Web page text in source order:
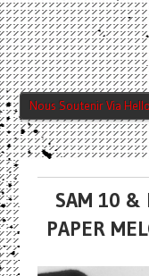
Nous Soutenir Via
SAM 10 &
PAPER